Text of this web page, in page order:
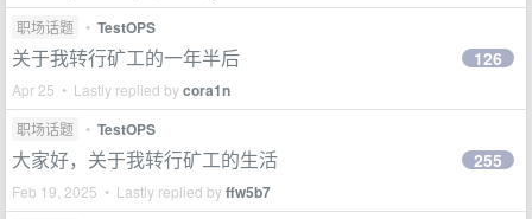
职场话题 • TestOPS
关于我转行矿工的一年半后
Apr 25 • Lastly replied bycora1n
126
职场话题 • TestOPS
大家好，关于我转行矿工的生活
Feb 19, 2025 • Lastly replied byffw5b7
255